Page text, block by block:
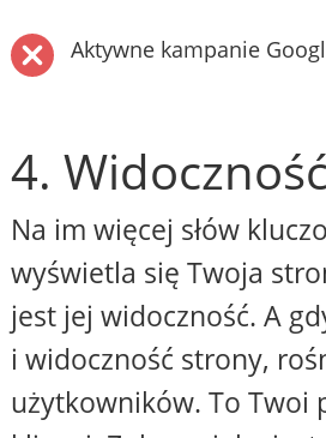
Aktywne kampanie
4. Widoczność
Na im więcej słów
wyświetla się Twoja
jest jej widoczność. A
i widoczność strony,
użytkowników. To Twoi